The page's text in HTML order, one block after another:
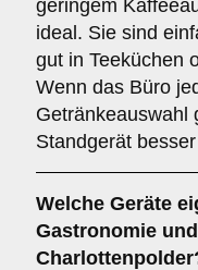
geringem
ideal. Sie sind
gut in Teeküchen
Wenn das Büro
Getränkeauswahl
Standgerät
Welche Geräte
Gastronomie